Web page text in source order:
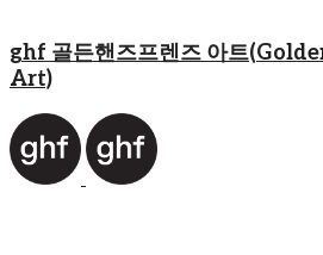
ghf 골든핸즈프렌즈 아트
Art)